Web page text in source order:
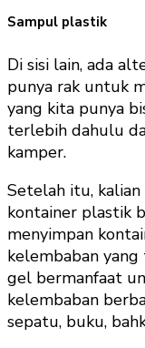
Sampul plastik
Di sisi lain, ada
punya rak untuk
yang kita punya
terlebih dahulu
kamper.
Setelah itu,
kontainer plastik
menyimpan
kelembaban
gel bermanfaat
kelembaban
sepatu, buku,